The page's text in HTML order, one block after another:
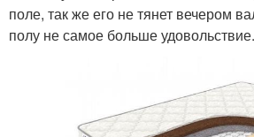
поле, так же его не тянет вечером
полу не самое больше удовольствие.